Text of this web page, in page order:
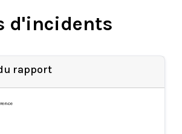
d'incidents
rapport